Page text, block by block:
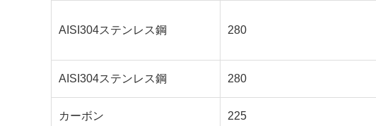
AISI304ステンレス鋼 280
AISI304ステンレス鋼 280
カーボン 225